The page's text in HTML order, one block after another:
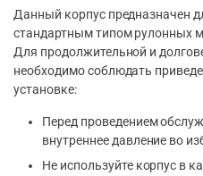
Данный корпус предназначен
стандартным типом рулонных
Для продолжительной и
необходимо соблюдать
установке:
Перед проведением
внутреннее давление во
Не используйте корпус в